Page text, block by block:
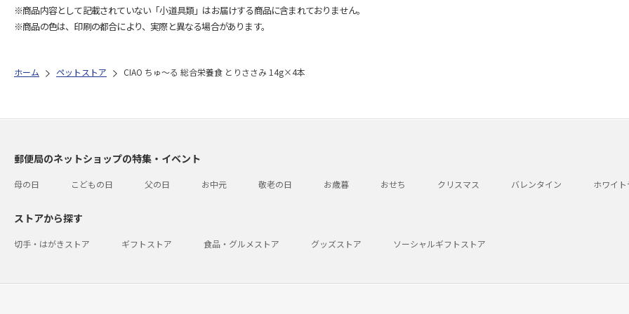
※商品内容として記載されていない「小道具類」はお届けする商品に含まれておりません。
※商品の色は、印刷の都合により、実際と異なる場合があります。
ホーム ペットストア CIAO ちゅ～る 総合栄養食 とりささみ 14g×4本
郵便局のネットショップの特集・イベント
母の日 こどもの日 父の日 お中元 敬老の日 お歳暮 おせち クリスマス バレンタイン ホワイ
ストアから探す
切手・はがきストア ギフトストア 食品・グルメストア グッズストア ソーシャルギフトストア